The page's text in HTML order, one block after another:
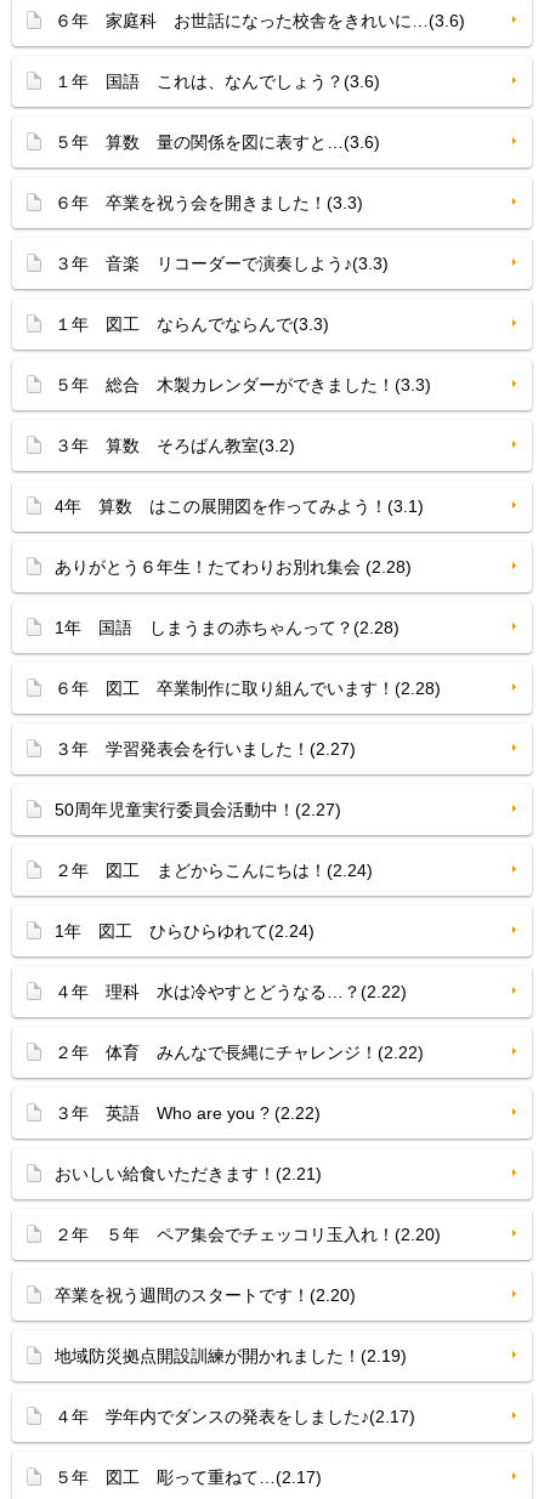
６年 家庭科 お世話になった校舎をきれいに…(3.6)
１年 国語 これは、なんでしょう？(3.6)
５年 算数 量の関係を図に表すと…(3.6)
６年 卒業を祝う会を開きました！(3.3)
３年 音楽 リコーダーで演奏しよう♪(3.3)
１年 図工 ならんでならんで(3.3)
５年 総合 木製カレンダーができました！(3.3)
３年 算数 そろばん教室(3.2)
4年 算数 はこの展開図を作ってみよう！(3.1)
ありがとう６年生！たてわりお別れ集会 (2.28)
1年 国語 しまうまの赤ちゃんって？(2.28)
６年 図工 卒業制作に取り組んでいます！(2.28)
３年 学習発表会を行いました！(2.27)
50周年児童実行委員会活動中！(2.27)
２年 図工 まどからこんにちは！(2.24)
1年 図工 ひらひらゆれて(2.24)
４年 理科 水は冷やすとどうなる…？(2.22)
２年 体育 みんなで長縄にチャレンジ！(2.22)
３年 英語 Who are you ? (2.22)
おいしい給食いただきます！(2.21)
２年 ５年 ペア集会でチェッコリ玉入れ！(2.20)
卒業を祝う週間のスタートです！(2.20)
地域防災拠点開設訓練が開かれました！(2.19)
４年 学年内でダンスの発表をしました♪(2.17)
５年 図工 彫って重ねて…(2.17)